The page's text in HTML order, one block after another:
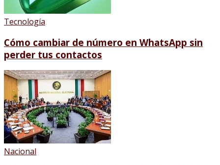
Tecnología
Cómo cambiar de número en WhatsApp sin
perder tus contactos
Nacional